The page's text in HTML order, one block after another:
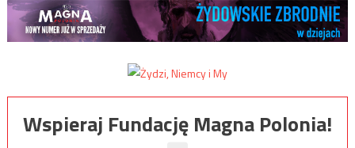
Wspieraj Fundację Magna Polonia!